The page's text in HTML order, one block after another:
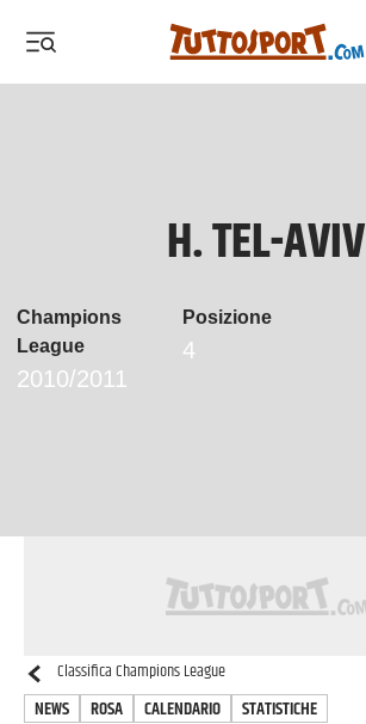
H. TEL-AVIV
Champions
League
2010/2011
Posizione
4
ClassificaChampions League
NEWS ROSA CALENDARIO STATISTICHE